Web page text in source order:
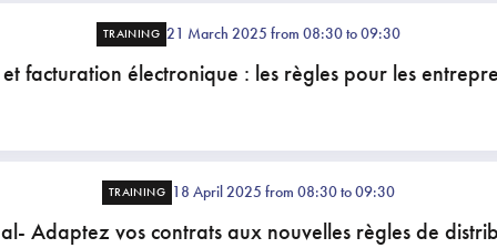
TRAINING 21 March 2025 from 08:30 to 09:30
facturation électronique : les règles pour les
TRAINING 18 April 2025 from 08:30 to 09:30
Adaptez vos contrats aux nouvelles règles de